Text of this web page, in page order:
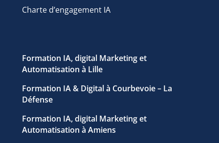
Charte d’engagement IA
Formation IA, digital Marketing et
Automatisation à Lille
Formation IA & Digital à Courbevoie – La
Défense
Formation IA, digital Marketing et
Automatisation à Amiens